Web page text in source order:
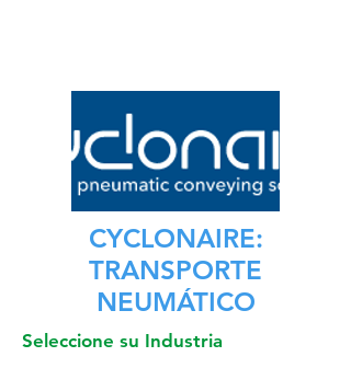
CYCLONAIRE:
TRANSPORTE
NEUMÁTICO
Seleccione su Industria